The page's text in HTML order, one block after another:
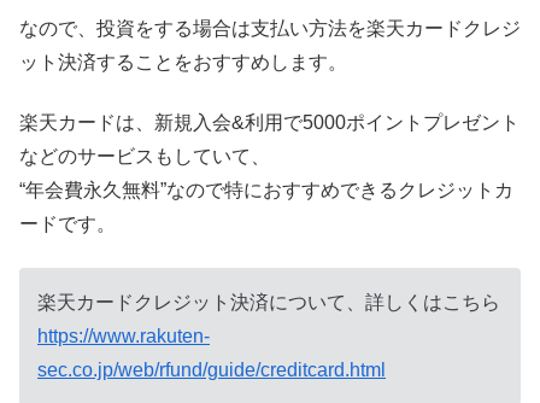
なので、投資をする場合は支払い方法を楽天カードクレジ
ット決済することをおすすめします。
楽天カードは、新規入会&利用で5000ポイントプレゼント
などのサービスもしていて、
“年会費永久無料”なので特におすすめできるクレジットカ
ードです。
楽天カードクレジット決済について、詳しくはこちら
https://www.rakuten-
sec.co.jp/web/rfund/guide/creditcard.html